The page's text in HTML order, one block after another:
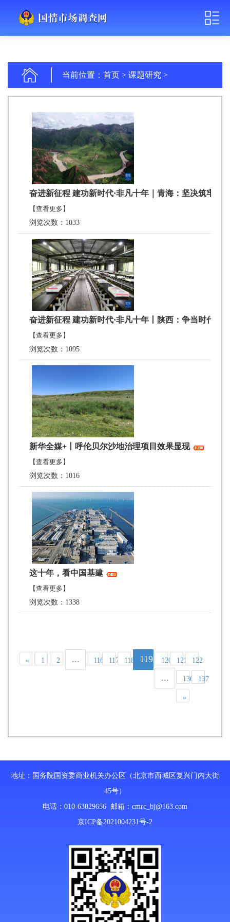
当前位置： 首页 > 课题研究 >
奋进新征程 建功新时代·非凡十年｜青海：坚决筑牢国
【查看更多】
浏览次数：1033
奋进新征程 建功新时代·非凡十年丨陕西：争当时代弄
【查看更多】
浏览次数：1095
新华全媒+丨呼伦贝尔沙地治理项目效果显现
【查看更多】
浏览次数：1016
这十年，看中国基建
【查看更多】
浏览次数：1338
« 1 2 ... 116 117 118 119 120 121 122
... 136 137
»
地址：国务院国资委商业机关办公区（北京市西城区复兴门内大街
45号）
电话：010-63029656 邮箱： cmrc_bj@163.com
京ICP备2021004231号-2